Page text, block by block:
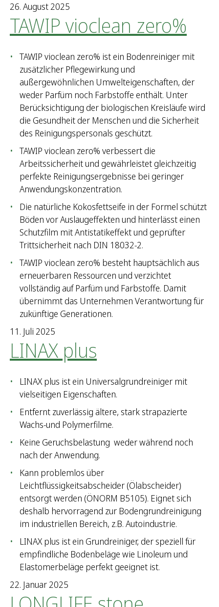
26. August 2025
TAWIP vioclean zero%
TAWIP vioclean zero% ist ein Bodenreiniger mit
zusätzlicher Pflegewirkung und
außergewöhnlichen Umwelteigenschaften, der
weder Parfüm noch Farbstoffe enthält. Unter
Berücksichtigung der biologischen Kreisläufe wird
die Gesundheit der Menschen und die Sicherheit
des Reinigungspersonals geschützt.
TAWIP vioclean zero% verbessert die
Arbeitssicherheit und gewährleistet gleichzeitig
perfekte Reinigungsergebnisse bei geringer
Anwendungskonzentration.
Die natürliche Kokosfettseife in der Formel schützt
Böden vor Auslaugeffekten und hinterlässt einen
Schutzfilm mit Antistatikeffekt und geprüfter
Trittsicherheit nach DIN 18032-2.
TAWIP vioclean zero% besteht hauptsächlich aus
erneuerbaren Ressourcen und verzichtet
vollständig auf Parfüm und Farbstoffe. Damit
übernimmt das Unternehmen Verantwortung für
zukünftige Generationen.
11. Juli 2025
LINAX plus
LINAX plus ist ein Universalgrundreiniger mit
vielseitigen Eigenschaften.
Entfernt zuverlässig ältere, stark strapazierte
Wachs-und Polymerfilme.
Keine Geruchsbelastung weder während noch
nach der Anwendung.
Kann problemlos über
Leichtflüssigkeitsabscheider (Ölabscheider)
entsorgt werden (ÖNORM B5105). Eignet sich
deshalb hervorragend zur Bodengrundreinigung
im industriellen Bereich, z.B. Autoindustrie.
LINAX plus ist ein Grundreiniger, der speziell für
empfindliche Bodenbeläge wie Linoleum und
Elastomerbeläge perfekt geeignet ist.
22. Januar 2025